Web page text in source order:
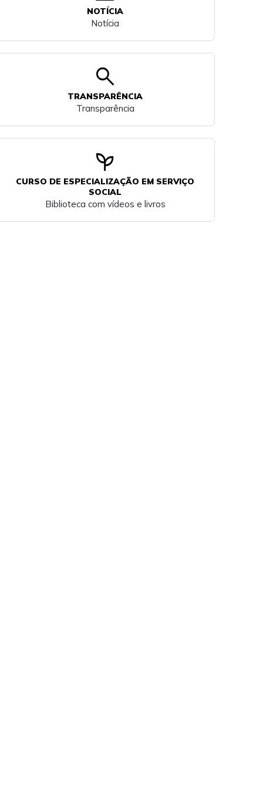
NOTÍCIA
Notícia
search
TRANSPARÊNCIA
Transparência
psychiatry
CURSO DE ESPECIALIZAÇÃO EM SERVIÇO
SOCIAL
Biblioteca com vídeos e livros